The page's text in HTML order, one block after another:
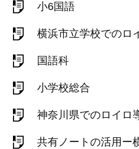
小6国語
横浜市立学校でのロ
国語科
小学校総合
神奈川県でのロイロ
共有ノートの活用ー